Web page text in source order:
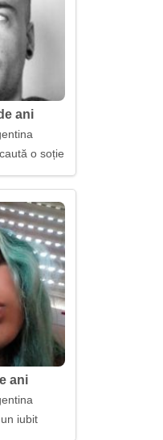
ani
o soție
ani
iubit